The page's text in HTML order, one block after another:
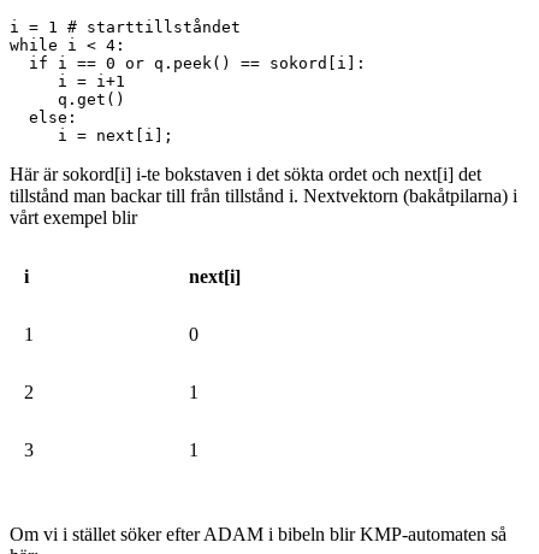
i = 1 # starttillståndet
while i < 4:
  if i == 0 or q.peek() == sokord[i]:
     i = i+1
     q.get()
  else:
Här är sokord[i] i-te bokstaven i det sökta ordet och next[i] det
tillstånd man backar till från tillstånd i. Nextvektorn (bakåtpilarna) i
vårt exempel blir
i next[i]
1 0
2 1
3 1
Om vi i stället söker efter ADAM i bibeln blir KMP-automaten så